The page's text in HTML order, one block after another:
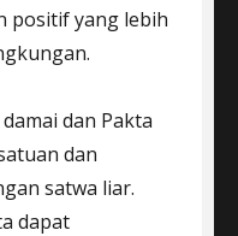
positif yang lebih
dan Pakta
dan
satwa liar.
dapat